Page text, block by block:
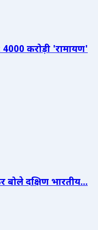
करोड़ी 'रामायण'
दक्षिण भारतीय...